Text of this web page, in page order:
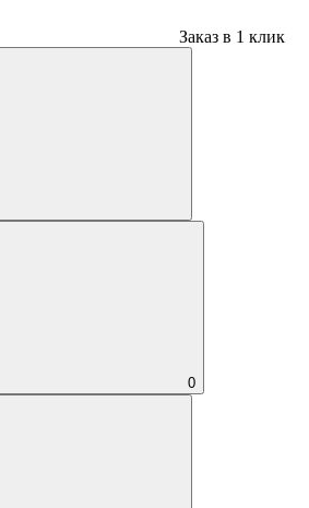
Заказ в 1 клик
0